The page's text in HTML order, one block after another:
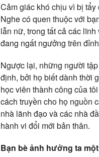
Cảm giác khó chịu vì bị
Nghe có quen thuộc với
lẫn nữ, trong tất cả các
đang ngất ngưởng trên
Ngược lại, những người
định, bởi họ biết dành thời
học viên thành công của
cách truyền cho họ nguồn
nhà lãnh đạo và các nhà
hành vi đổi mới bản thân.
Bạn bè ảnh hưởng ta